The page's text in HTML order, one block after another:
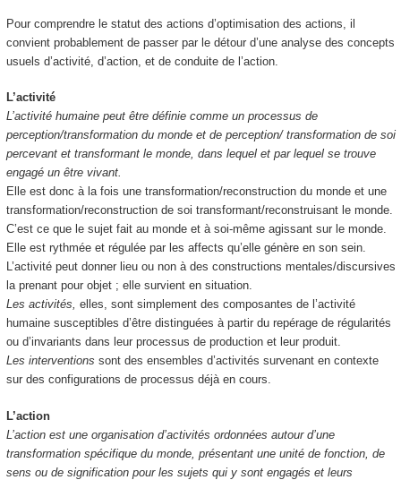
Pour comprendre le statut des actions d’optimisation des actions, il
convient probablement de passer par le détour d’une analyse des concepts
usuels d’activité, d’action, et de conduite de l’action.
L’activité
L’activité humaine peut être définie comme un processus de
perception/transformation du monde et de perception/ transformation de soi
percevant et transformant le monde, dans lequel et par lequel se trouve
engagé un être vivant.
Elle est donc à la fois une transformation/reconstruction du monde et une
transformation/reconstruction de soi transformant/reconstruisant le monde.
C’est ce que le sujet fait au monde et à soi-même agissant sur le monde.
Elle est rythmée et régulée par les affects qu’elle génère en son sein.
L’activité peut donner lieu ou non à des constructions mentales/discursives
la prenant pour objet ; elle survient en situation.
Les activités, elles, sont simplement des composantes de l’activité
humaine susceptibles d’être distinguées à partir du repérage de régularités
ou d’invariants dans leur processus de production et leur produit.
Les interventions sont des ensembles d’activités survenant en contexte
sur des configurations de processus déjà en cours.
L’action
L’action est une organisation d’activités ordonnées autour d’une
transformation spécifique du monde, présentant une unité de fonction, de
sens ou de signification pour les sujets qui y sont engagés et leurs